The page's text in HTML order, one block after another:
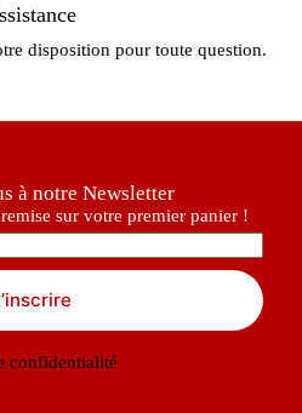
disposition pour toute question.
à notre Newsletter
sur votre premier panier !
confidentialité